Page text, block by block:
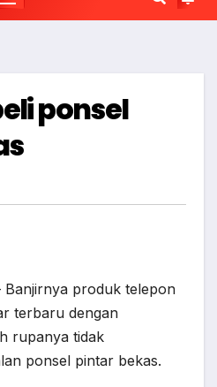
ponsel
produk telepon
terbaru dengan
rupanya tidak
ponsel pintar bekas.